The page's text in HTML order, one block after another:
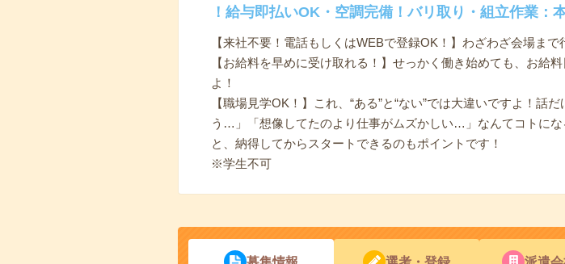
！給与即払いOK・空調完備！バリ取り・組立作業：
【来社不要！電話もしくはWEBで登録OK！】わざわざ会場ま
【お給料を早めに受け取れる！】せっかく働き始めても、お給
よ！
【職場見学OK！】これ、“ある”と“ない”では大違いですよ！
う…」「想像してたのより仕事がムズかしい…」なんてコトにな
と、納得してからスタートできるのもポイントです！
※学生不可